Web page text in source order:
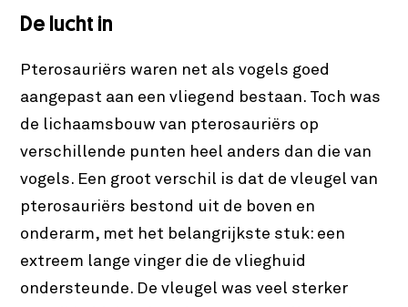
De lucht in
Pterosauriërs waren net als vogels goed
aangepast aan een vliegend bestaan. Toch was
de lichaamsbouw van pterosauriërs op
verschillende punten heel anders dan die van
vogels. Een groot verschil is dat de vleugel van
pterosauriërs bestond uit de boven en
onderarm, met het belangrijkste stuk: een
extreem lange vinger die de vlieghuid
ondersteunde. De vleugel was veel sterker